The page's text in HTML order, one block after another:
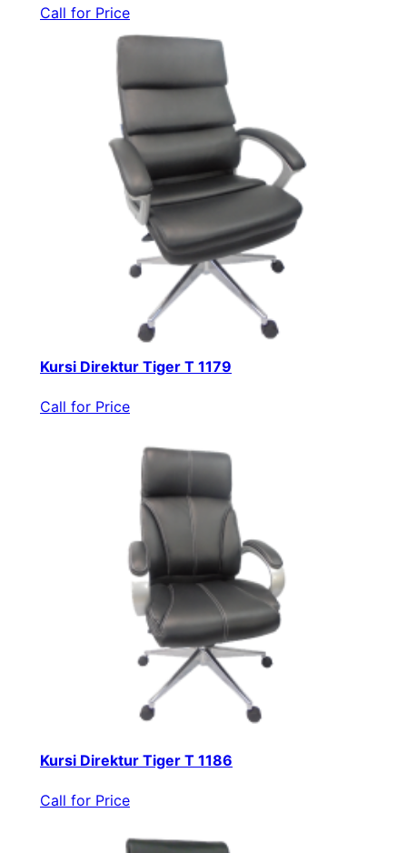
Call for Price
Kursi Direktur Tiger T 1179
Call for Price
Kursi Direktur Tiger T 1186
Call for Price